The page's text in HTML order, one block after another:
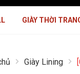
GIÀY THỜI
Giày Lining